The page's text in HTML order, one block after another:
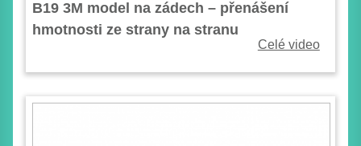
B19 3M model na zádech – přenášení
hmotnosti ze strany na stranu
Celé video